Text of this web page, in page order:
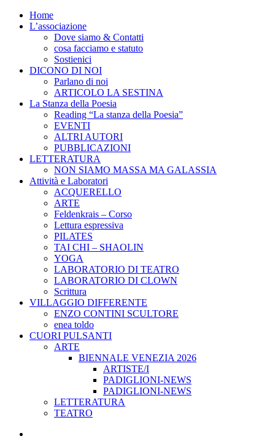
Home
L’associazione
Dove siamo & Contatti
cosa facciamo e statuto
Sostienici
DICONO DI NOI
Parlano di noi
ARTICOLO LA SESTINA
La Stanza della Poesia
Reading “La stanza della Poesia”
EVENTI
ALTRI AUTORI
PUBBLICAZIONI
LETTERATURA
NON SIAMO MASSA MA GALASSIA
Attività e Laboratori
ACQUERELLO
ARTE
Feldenkrais – Corso
Lettura espressiva
PILATES
TAI CHI – SHAOLIN
YOGA
LABORATORIO DI TEATRO
LABORATORIO DI CLOWN
Scrittura
VILLAGGIO DIFFERENTE
ENZO CONTINI SCULTORE
enea toldo
CUORI PULSANTI
ARTE
BIENNALE VENEZIA 2026
ARTISTE/I
PADIGLIONI-NEWS
PADIGLIONI-NEWS
LETTERATURA
TEATRO